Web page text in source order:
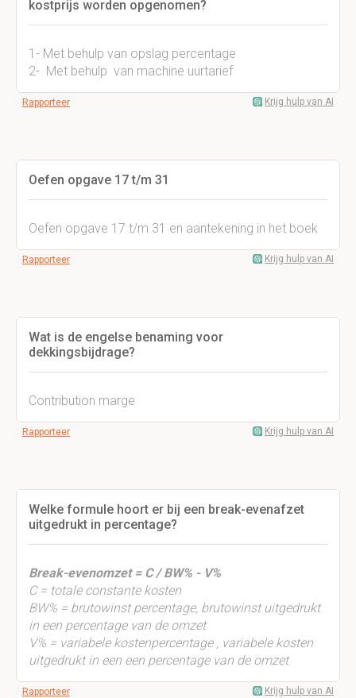
kostprijs worden opgenomen?
1- Met behulp van opslag percentage
2- Met behulp van machine uurtarief
Rapporteer Krijg hulp van AI
Oefen opgave 17 t/m 31
Oefen opgave 17 t/m 31 en aantekening in het boek
Rapporteer Krijg hulp van AI
Wat is de engelse benaming voor
dekkingsbijdrage?
Contribution marge
Rapporteer Krijg hulp van AI
Welke formule hoort er bij een break-evenafzet
uitgedrukt in percentage?
Break-evenomzet = C / BW% - V%
C = totale constante kosten
BW% = brutowinst percentage, brutowinst uitgedrukt
in een percentage van de omzet
V% = variabele kostenpercentage , variabele kosten
uitgedrukt in een een percentage van de omzet
Rapporteer Krijg hulp van AI